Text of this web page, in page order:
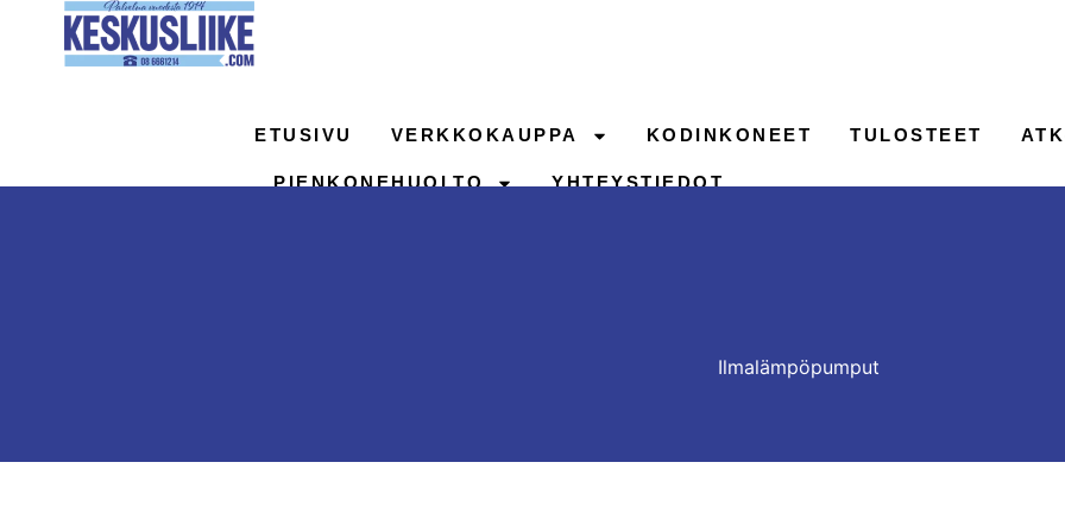
sisältöön
ETUSIVU VERKKOKAUPPA KODINKONEET TULOSTEET
PIENKONEHUOLTO YHTEYSTIEDOT
Ilmalämpöpumput